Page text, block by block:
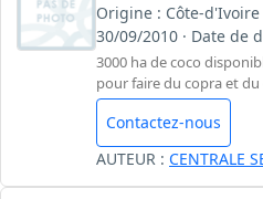
Origine : Côte-
30/09/2010 · Date de
3000 ha de coco
pour faire du copra et
Contactez-nous
AUTEUR : CENTRALE